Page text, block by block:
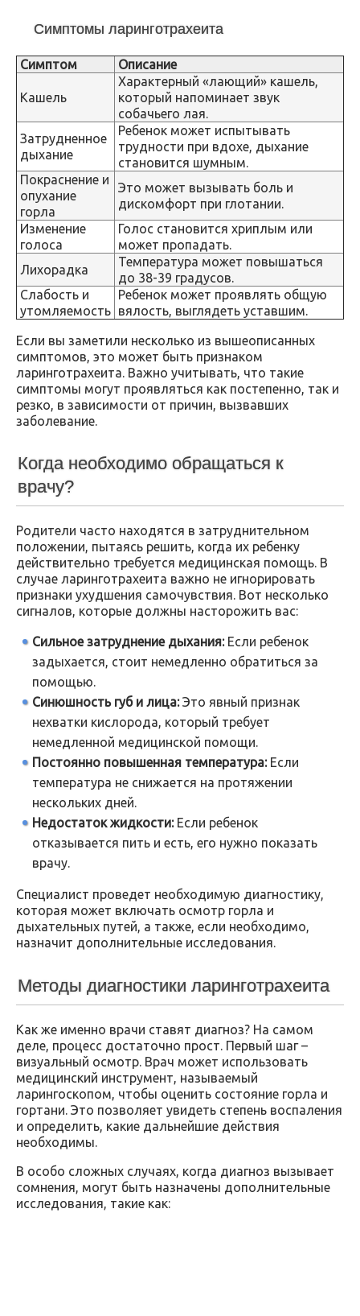
Симптомы ларинготрахеита
Симптом Описание
Кашель
Характерный «лающий» кашель,
который напоминает звук
собачьего лая.
Затрудненное
дыхание
Ребенок может испытывать
трудности при вдохе, дыхание
становится шумным.
Покраснение и
опухание
горла
Это может вызывать боль и
дискомфорт при глотании.
Изменение
голоса
Голос становится хриплым или
может пропадать.
Лихорадка
Температура может повышаться
до 38-39 градусов.
Слабость и
утомляемость
Ребенок может проявлять общую
вялость, выглядеть уставшим.
Если вы заметили несколько из вышеописанных
симптомов, это может быть признаком
ларинготрахеита. Важно учитывать, что такие
симптомы могут проявляться как постепенно, так и
резко, в зависимости от причин, вызвавших
заболевание.
Когда необходимо обращаться к
врачу?
Родители часто находятся в затруднительном
положении, пытаясь решить, когда их ребенку
действительно требуется медицинская помощь. В
случае ларинготрахеита важно не игнорировать
признаки ухудшения самочувствия. Вот несколько
сигналов, которые должны насторожить вас:
Сильное затруднение дыхания:Если ребенок
задыхается, стоит немедленно обратиться за
помощью.
Синюшность губ и лица:Это явный признак
нехватки кислорода, который требует
немедленной медицинской помощи.
Постоянно повышенная температура:Если
температура не снижается на протяжении
нескольких дней.
Недостаток жидкости:Если ребенок
отказывается пить и есть, его нужно показать
врачу.
Специалист проведет необходимую диагностику,
которая может включать осмотр горла и
дыхательных путей, а также, если необходимо,
назначит дополнительные исследования.
Методы диагностики ларинготрахеита
Как же именно врачи ставят диагноз? На самом
деле, процесс достаточно прост. Первый шаг –
визуальный осмотр. Врач может использовать
медицинский инструмент, называемый
ларингоскопом, чтобы оценить состояние горла и
гортани. Это позволяет увидеть степень воспаления
и определить, какие дальнейшие действия
необходимы.
В особо сложных случаях, когда диагноз вызывает
сомнения, могут быть назначены дополнительные
исследования, такие как: